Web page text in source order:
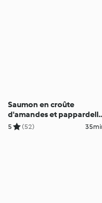
Saumon en croûte
d'amandes et
aux asperges
5 (52)